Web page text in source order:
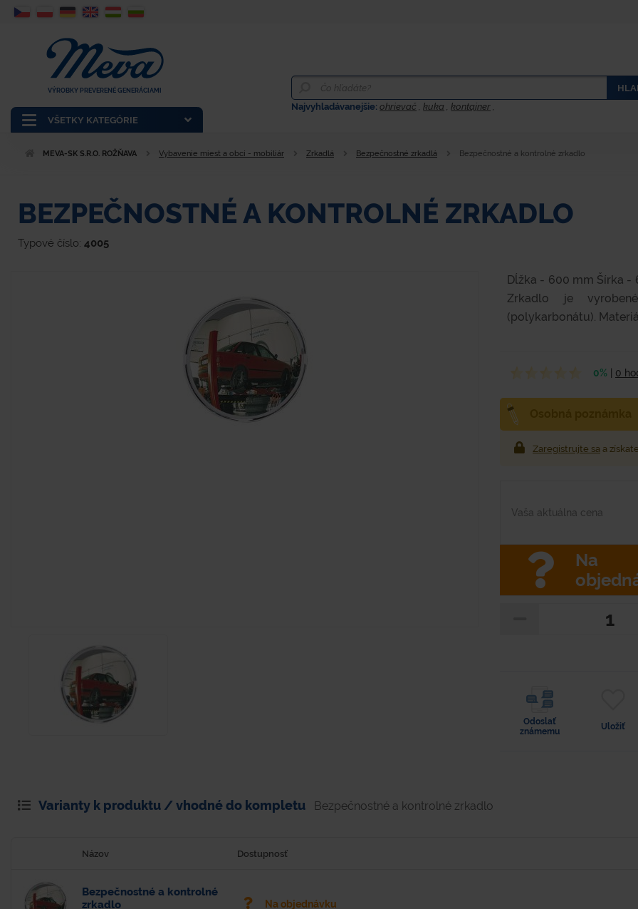
VŠETKY KATEGÓRIE
VÝROBKY PREVERENÉ GENERÁCIAMI
Najvyhladávanejšie:ohrievač ,kuka ,kontajner ,
MEVA-SK S.R.O. ROŽŇAVA Vybavenie miest a obcí - mobiliár Zrkadlá Bezpečnostné zrkadlá Bezpečnostné a kontrolné zrkadlo
BEZPEČNOSTNÉ A KONTROLNÉ ZRKADLO
Typové číslo: 4005
Dĺžka - 600 mm Šírka
Zrkadlo je
(polykarbonátu).
0% 0
Zaregistrujte sa a
Vaša aktuálna cena
Na
Odoslať
známemu
Uložiť
Varianty k produktu / vhodné do kompletu Bezpečnostné a kontrolné zrkadlo
Názov Dostupnosť
Bezpečnostné a kontrolné
zrkadlo
Na objednávku